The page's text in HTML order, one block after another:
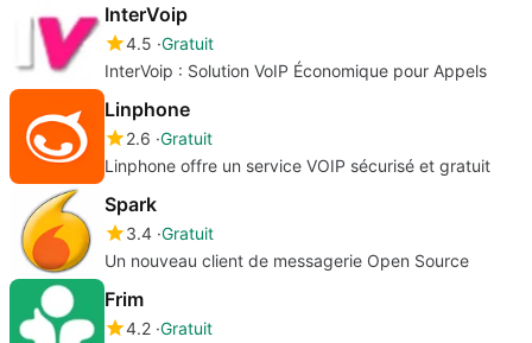
InterVoip
4.5 Gratuit
InterVoip : Solution VoIP Économique pour Appels
Linphone
2.6 Gratuit
Linphone offre un service VOIP sécurisé et gratuit
Spark
3.4 Gratuit
Un nouveau client de messagerie Open Source
Frim
4.2 Gratuit